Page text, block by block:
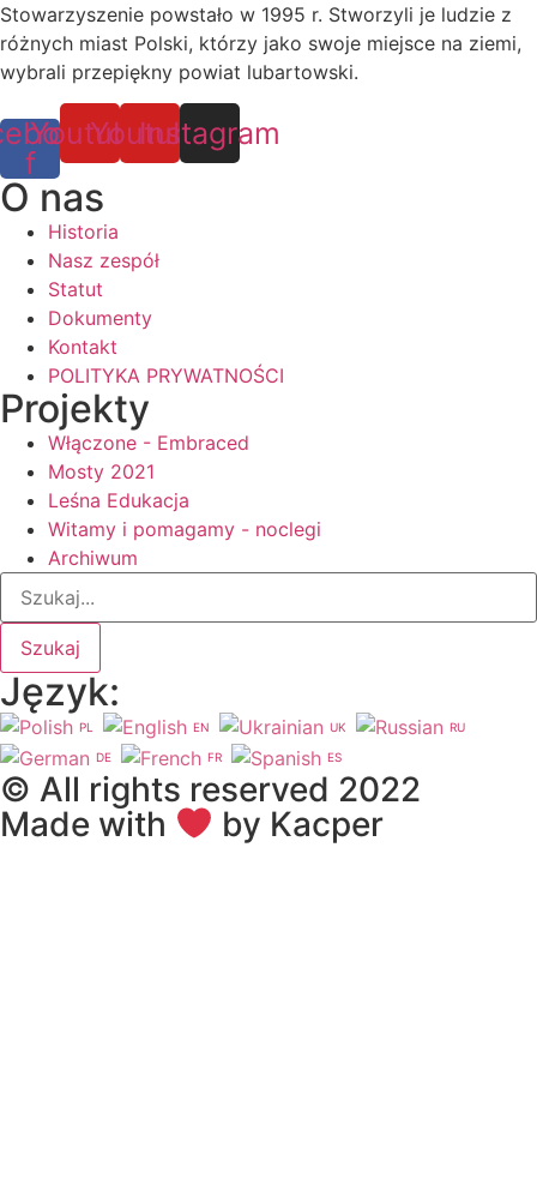
Stowarzyszenie powstało w 1995 r. Stworzyli je ludzie z
różnych miast Polski, którzy jako swoje miejsce na ziemi,
wybrali przepiękny powiat lubartowski.
f
YoutubeYoutube
Instagram
O nas
Historia
Nasz zespół
Statut
Dokumenty
Kontakt
POLITYKA PRYWATNOŚCI
Projekty
Włączone - Embraced
Mosty 2021
Leśna Edukacja
Witamy i pomagamy - noclegi
Archiwum
Szukaj
Język:
PL EN UK RU
DE FR ES
© All rights reserved 2022
Made with
by Kacper